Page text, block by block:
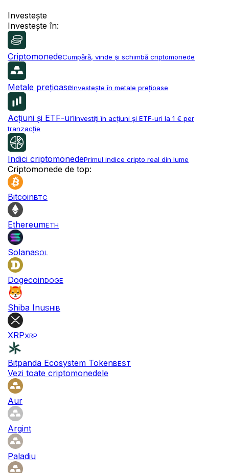
Investește
Investește în:
CriptomonedeCumpără, vinde și schimbă criptomonede
Metale prețioaseInvestește în metale prețioase
Acțiuni și ETF-uriInvestiți în acțiuni și ETF-uri la 1 € per
tranzacție
Indici criptomonedePrimul indice cripto real din lume
Criptomonede de top:
BitcoinBTC
EthereumETH
SolanaSOL
DogecoinDOGE
Shiba InuSHIB
XRPXRP
Bitpanda Ecosystem TokenBEST
Vezi toate criptomonedele
Aur
Argint
Paladiu